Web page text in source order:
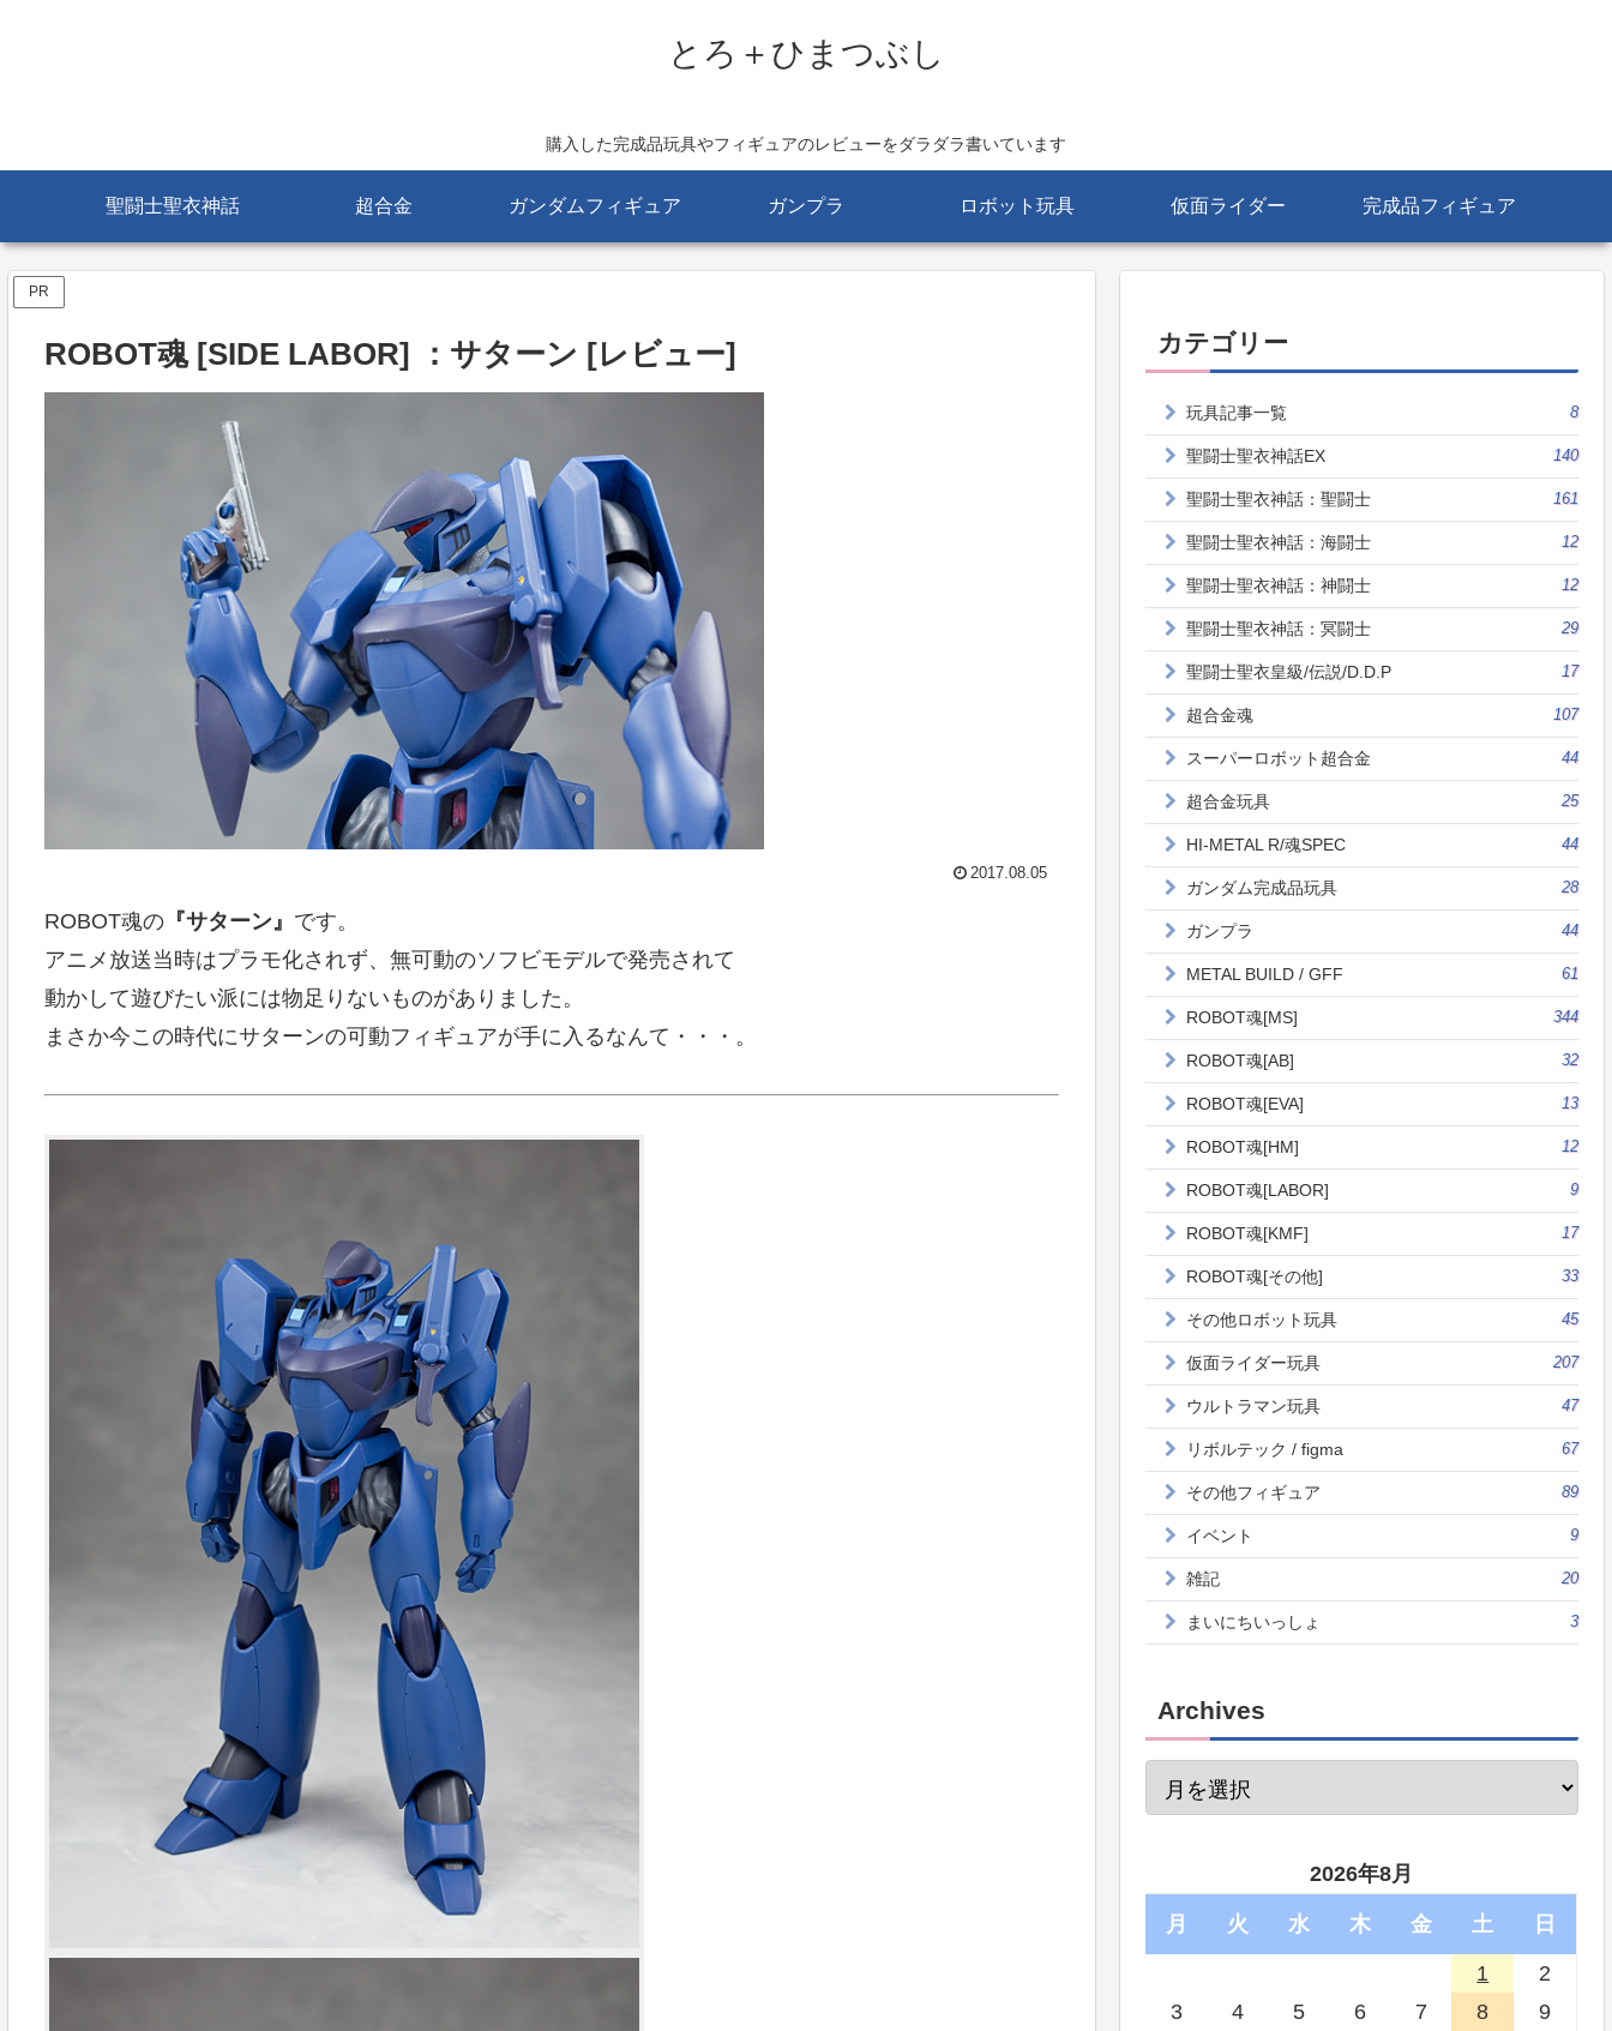
とろ＋ひまつぶし
購入した完成品玩具やフィギュアのレビューをダラダラ書いています
聖闘士聖衣神話 超合金 ガンダムフィギュア ガンプラ ロボット玩具 仮面ライダー 完成品フィギュア
PR
ROBOT魂 [SIDE LABOR] ：サターン [レビュー]
2017.08.05
ROBOT魂の『サターン』 です。
アニメ放送当時はプラモ化されず、無可動のソフビモデルで発売されて
動かして遊びたい派には物足りないものがありました。
まさか今この時代にサターンの可動フィギュアが手に入るなんて・・・。
カテゴリー
玩具記事一覧 8
聖闘士聖衣神話EX 140
聖闘士聖衣神話：聖闘士 161
聖闘士聖衣神話：海闘士 12
聖闘士聖衣神話：神闘士 12
聖闘士聖衣神話：冥闘士 29
聖闘士聖衣皇級/伝説/D.D.P 17
超合金魂 107
スーパーロボット超合金 44
超合金玩具 25
HI-METAL R/魂SPEC 44
ガンダム完成品玩具 28
ガンプラ 44
METAL BUILD / GFF 61
ROBOT魂[MS] 344
ROBOT魂[AB] 32
ROBOT魂[EVA] 13
ROBOT魂[HM] 12
ROBOT魂[LABOR] 9
ROBOT魂[KMF] 17
ROBOT魂[その他] 33
その他ロボット玩具 45
仮面ライダー玩具 207
ウルトラマン玩具 47
リボルテック / figma 67
その他フィギュア 89
イベント 9
雑記 20
まいにちいっしょ 3
Archives
2026年8月
月 火 水 木 金 土 日
1
2
3
4 5 6 7 8
9